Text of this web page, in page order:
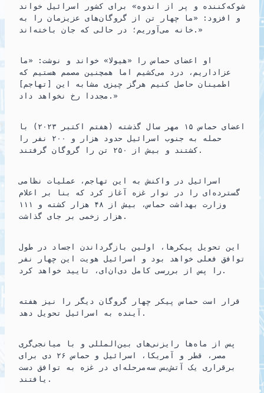
شوکه‌کننده و پر از اندوه» برای کشور اسرائیل خواند
و افزود: «ما چهار تن از گروگان‌های عزیزمان را به
خانه می‌آوریم؛ در حالی که جان باخته‌اند.»
او اعضای حماس را «هیولا» خواند و نوشت: «ما
عزاداریم، درد می‌کشیم اما همچنین مصمم هستیم که
اطمینان حاصل کنیم هرگز چیزی مشابه این [تهاجم]
مجددا رخ نخواهد داد.»
اعضای حماس ۱۵ مهر سال گذشته (هفتم اکتبر ۲۰۲۳) با
حمله به جنوب اسرائیل حدود هزار و ۲۰۰ نفر را
کشتند و بیش از ۲۵۰ تن را گروگان گرفتند.
اسرائیل در واکنش به این تهاجم، عملیات نظامی
گسترده‌ای را در نوار غزه آغاز کرد که بنا بر اعلام
وزارت بهداشت حماس، بیش از ۴۸ هزار کشته و ۱۱۱
هزار زخمی بر جای گذاشت.
این تحویل پیکرها، اولین بازگرداندن اجساد در طول
توافق فعلی خواهد بود و اسرائیل هویت این چهار نفر
را پس از بررسی کامل دی‌ان‌ای، تایید خواهد کرد.
قرار است حماس پیکر چهار گروگان دیگر را نیز هفته
آینده به اسرائیل تحویل دهد.
پس از ماه‌ها رایزنی‌های بین‌المللی و با میانجی‌گری
مصر، قطر و آمریکا، اسرائیل و حماس ۲۶ دی برای
برقراری یک آتش‌بس سه‌مرحله‌ای در غزه به توافق دست
یافتند.